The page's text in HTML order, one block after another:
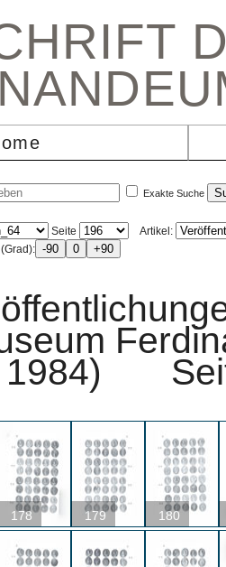
Exakte Suche
Seite
Artikel:
1984)
178 179 180